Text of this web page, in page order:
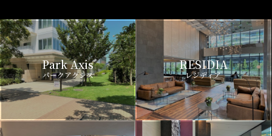
Park Axis
パークアクシス
RESIDIA
レジディア